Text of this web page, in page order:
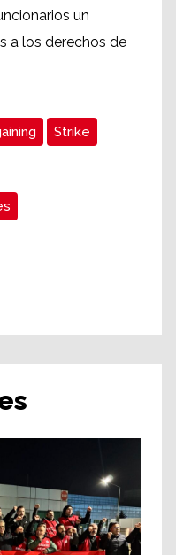
un
a los derechos de
Strike